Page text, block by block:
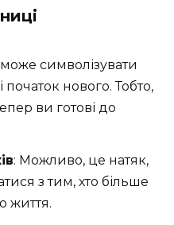
символізувати
нового. Тобто,
ви готові до
: Можливо, це натяк,
з тим, хто більше
життя.